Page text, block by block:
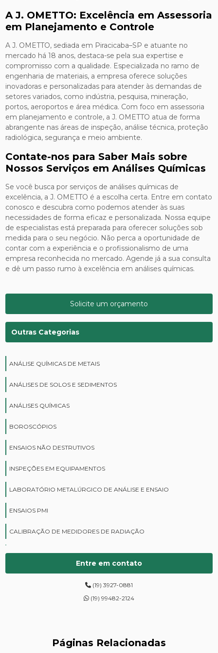
A J. OMETTO: Excelência em Assessoria
em Planejamento e Controle
A J. OMETTO, sediada em Piracicaba–SP e atuante no
mercado há 18 anos, destaca-se pela sua expertise e
compromisso com a qualidade. Especializada no ramo de
engenharia de materiais, a empresa oferece soluções
inovadoras e personalizadas para atender às demandas de
setores variados, como indústria, pesquisa, mineração,
portos, aeroportos e área médica. Com foco em assessoria
em planejamento e controle, a J. OMETTO atua de forma
abrangente nas áreas de inspeção, análise técnica, proteção
radiológica, segurança e meio ambiente.
Contate-nos para Saber Mais sobre
Nossos Serviços em Análises Químicas
Se você busca por serviços de análises químicas de
excelência, a J. OMETTO é a escolha certa. Entre em contato
conosco e descubra como podemos atender às suas
necessidades de forma eficaz e personalizada. Nossa equipe
de especialistas está preparada para oferecer soluções sob
medida para o seu negócio. Não perca a oportunidade de
contar com a experiência e o profissionalismo de uma
empresa reconhecida no mercado. Agende já a sua consulta
e dê um passo rumo à excelência em análises químicas.
Solicite um orçamento
Outras Categorias
ANÁLISE QUÍMICAS DE METAIS
ANÁLISES DE SOLOS E SEDIMENTOS
ANÁLISES QUÍMICAS
BOROSCÓPIOS
ENSAIOS NÃO DESTRUTIVOS
INSPEÇÕES EM EQUIPAMENTOS
LABORATÓRIO METALÚRGICO DE ANÁLISE E ENSAIO
ENSAIOS PMI
CALIBRAÇÃO DE MEDIDORES DE RADIAÇÃO
CURSOS DE PROTEÇÃO RADIOLÓGICA
DIGITALIZAÇÃO DE FILMES RADIOGRÁFICOS
ENSAIOS DE DUREZA DE CAMPO
Entre em contato
(19) 3927-0881
(19) 99482-2124
Páginas Relacionadas